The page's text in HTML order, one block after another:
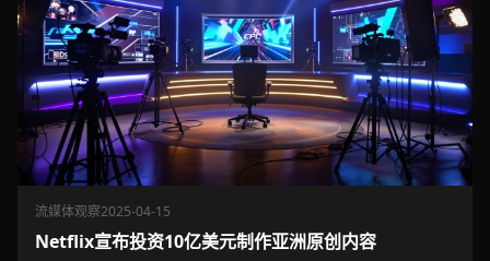
流媒体观察2025-04-15
Netflix宣布投资10亿美元制作亚洲原创内容